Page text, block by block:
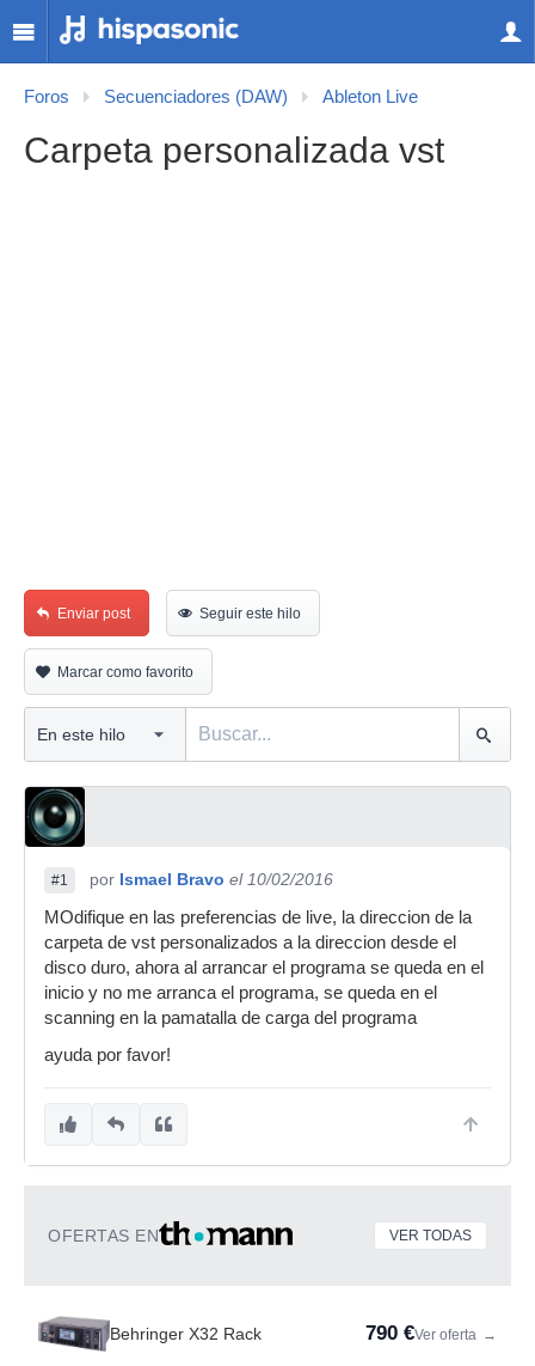
Foros Secuenciadores (DAW) Ableton Live
Carpeta personalizada vst
Enviar post Seguir este hilo
Marcar como favorito
#1 por Ismael Bravo el 10/02/2016
MOdifique en las preferencias de live, la direccion de la
carpeta de vst personalizados a la direccion desde el
disco duro, ahora al arrancar el programa se queda en el
inicio y no me arranca el programa, se queda en el
scanning en la pamatalla de carga del programa
ayuda por favor!
OFERTAS EN VER TODAS
Behringer X32 Rack 790 €Ver oferta →